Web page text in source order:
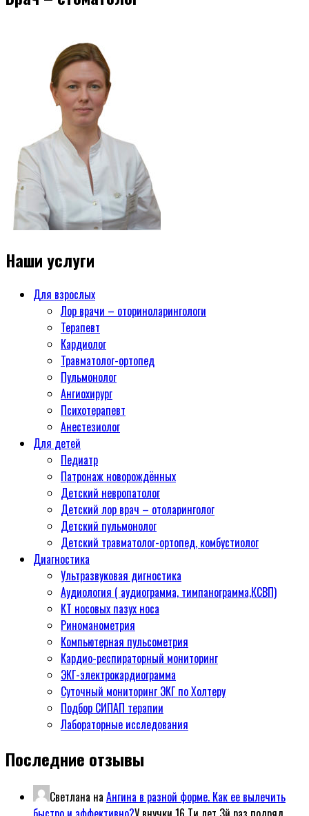
Наши услуги
Для взрослых
Лор врачи – оториноларингологи
Терапевт
Кардиолог
Травматолог-ортопед
Пульмонолог
Ангиохирург
Психотерапевт
Aнестезиолог
Для детей
Педиатр
Патронаж новорождённых
Детский невропатолог
Детский лор врач – отоларинголог
Детский пульмонолог
Детский травматолог-ортопед, комбустиолог
Диагностика
Ультразвуковая дигностика
Аудиология ( аудиограмма, тимпанограмма,КСВП)
КТ носовых пазух носа
Риноманометрия
Компьютерная пульсометрия
Кардио-респираторный мониторинг
ЭКГ-электрокардиограмма
Суточный мониторинг ЭКГ по Холтеру
Подбор СИПАП терапии
Лабораторные исследования
Последние отзывы
Светлана на Ангина в разной форме. Как ее вылечить